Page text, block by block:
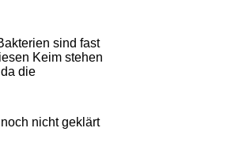
sind fast
Keim stehen
die
nicht geklärt